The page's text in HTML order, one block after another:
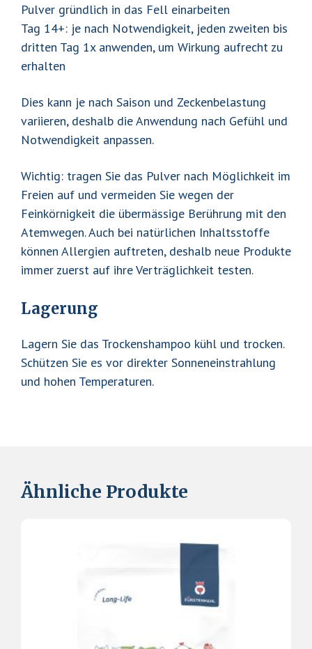
Pulver gründlich in das Fell einarbeiten
Tag 14+: je nach Notwendigkeit, jeden zweiten bis
dritten Tag 1x anwenden, um Wirkung aufrecht zu
erhalten
Dies kann je nach Saison und Zeckenbelastung
variieren, deshalb die Anwendung nach Gefühl und
Notwendigkeit anpassen.
Wichtig: tragen Sie das Pulver nach Möglichkeit im
Freien auf und vermeiden Sie wegen der
Feinkörnigkeit die übermässige Berührung mit den
Atemwegen. Auch bei natürlichen Inhaltsstoffe
können Allergien auftreten, deshalb neue Produkte
immer zuerst auf ihre Verträglichkeit testen.
Lagerung
Lagern Sie das Trockenshampoo kühl und trocken.
Schützen Sie es vor direkter Sonneneinstrahlung
und hohen Temperaturen.
Ähnliche Produkte